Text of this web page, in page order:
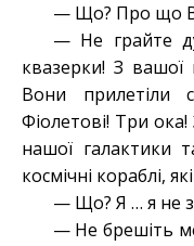
— Що? Про що
— Не грайте
квазерки! З вашої
Вони прилетіли
Фіолетові! Три
нашої галактики
космічні кораблі,
— Що? Я … я не
— Не брешіть